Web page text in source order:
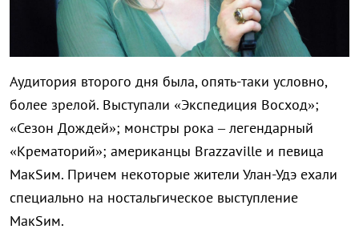
Аудитория второго дня была, опять-таки условно,
более зрелой. Выступали «Экспедиция Восход»;
«Сезон Дождей»; монстры рока – легендарный
«Крематорий»; американцы Brazzaville и певица
MaкSим. Причем некоторые жители Улан-Удэ ехали
специально на ностальгическое выступление
MaкSим.